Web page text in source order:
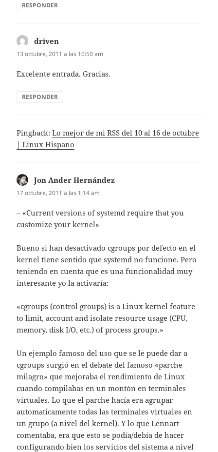
RESPONDER
driven
13 octubre, 2011 a las 10:50 am
Excelente entrada. Gracias.
RESPONDER
Pingback:Lo mejor de mi RSS del 10 al 16 de octubre
| Linux Hispano
Jon Ander Hernández
17 octubre, 2011 a las 1:14 am
– «Current versions of systemd require that you
customize your kernel»
Bueno si han desactivado cgroups por defecto en el
kernel tiene sentido que systemd no funcione. Pero
teniendo en cuenta que es una funcionalidad muy
interesante yo la activaría:
«cgroups (control groups) is a Linux kernel feature
to limit, account and isolate resource usage (CPU,
memory, disk I/O, etc.) of process groups.»
Un ejemplo famoso del uso que se le puede dar a
cgroups surgió en el debate del famoso «parche
milagro» que mejoraba el rendimiento de Linux
cuando compilabas en un montón en terminales
virtuales. Lo que el parche hacía era agrupar
automaticamente todas las terminales virtuales en
un grupo (a nivel del kernel). Y lo que Lennart
comentaba, era que esto se podía/debía de hacer
configurando bien los servicios del sistema a nivel